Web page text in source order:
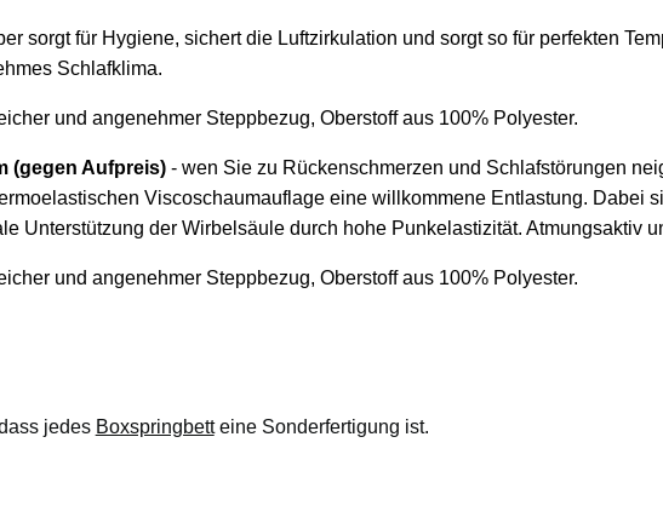
sorgt für Hygiene, sichert die Luftzirkulation und sorgt so für perfekten
Schlafklima.
und angenehmer Steppbezug, Oberstoff aus 100% Polyester.
(gegen Aufpreis)- wen Sie zu Rückenschmerzen und Schlafstörungen
Viscoschaumauflage eine willkommene Entlastung. Dabei
Unterstützung der Wirbelsäule durch hohe Punkelastizität. Atmungsaktiv
und angenehmer Steppbezug, Oberstoff aus 100% Polyester.
jedes Boxspringbetteine Sonderfertigung ist.